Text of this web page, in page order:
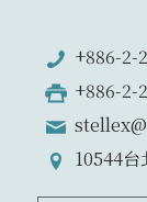
+886-2-
+886-2-
10544台